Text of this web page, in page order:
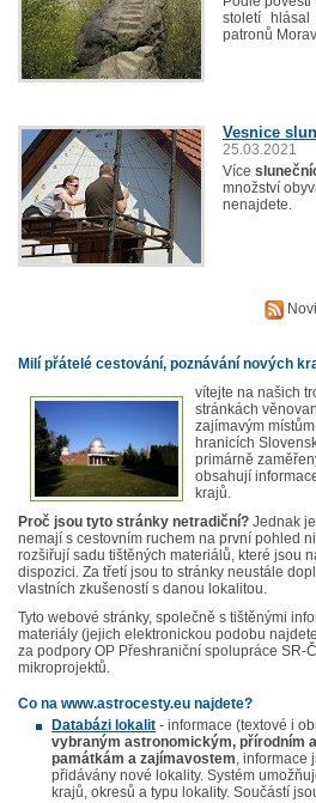
století
patronů
Vesnice
25.03.2021
Více
množství
nenajdete.
Milí přátelé cestování, poznávání nových
vítejte na našich
stránkách
zajímavým
hranicích
primárně
obsahují
krajů.
Proč jsou tyto stránky netradiční? Jednak
nemají s cestovním ruchem na první pohled
rozšiřují sadu tištěných materiálů, které jsou
dispozici. Za třetí jsou to stránky neustále
vlastních zkušeností s danou lokalitou.
Tyto webové stránky, společně s tištěnými
materiály (jejich elektronickou podobu
za podpory OP Přeshraniční spolupráce SR-
mikroprojektů.
Co na www.astrocesty.eu najdete?
Databázi lokalit - informace (textové i
vybraným astronomickým, přírodním
památkám a zajímavostem, informace
přidávány nové lokality. Systém
krajů, okresů a typu lokality. Součástí